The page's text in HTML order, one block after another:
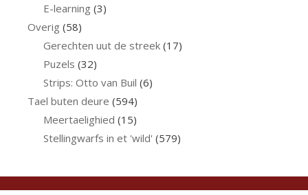
E-learning (3)
Overig (58)
Gerechten uut de streek(17)
Puzels (32)
Strips: Otto van Buil (6)
Tael buten deure (594)
Meertaelighied (15)
Stellingwarfs in et 'wild' (579)